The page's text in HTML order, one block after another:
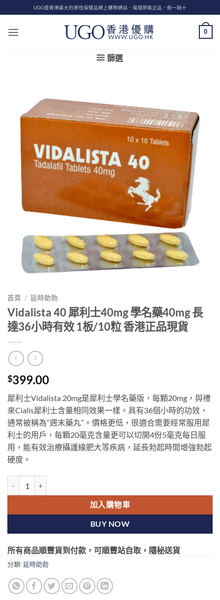
to
content
UGO是香港最大的男性保健品網上購物網站、保證原裝正品，假一賠十
0
篩選
首頁 / 延時助勃
Vidalista 40 犀利士40mg 學名藥40mg 長
達36小時有效 1板/10粒 香港正品現貨
$399.00
犀利士Vidalista 20mg是犀利士學名藥版，每顆20mg，與禮
來Cialis犀利士含量相同效果一樣。具有36個小時的功效，
通常被稱為“週末藥丸”。價格更低，很適合需要經常服用犀
利士的用戶，每顆20毫克含量更可以切開4份5毫克每日服
用，能有效治療攝護線肥大等疾病，延長勃起時間增強勃起
硬度。
加入購物車
BUY NOW
所有商品順豐貨到付款，可順豐站自取，隱秘送貨
分類:延時助勃